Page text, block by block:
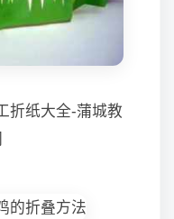
折纸大全-蒲城教